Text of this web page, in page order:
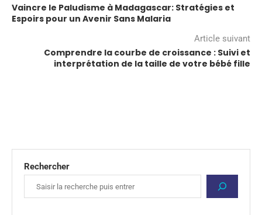
Vaincre le Paludisme à Madagascar: Stratégies et
Espoirs pour un Avenir Sans Malaria
Article suivant
Comprendre la courbe de croissance : Suivi et
interprétation de la taille de votre bébé fille
Rechercher